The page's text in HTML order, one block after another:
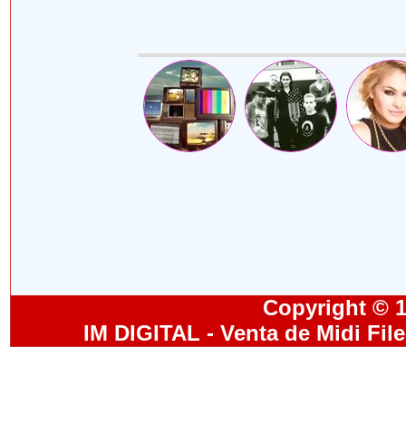
Copyright ©
IM DIGITAL - Venta de Midi